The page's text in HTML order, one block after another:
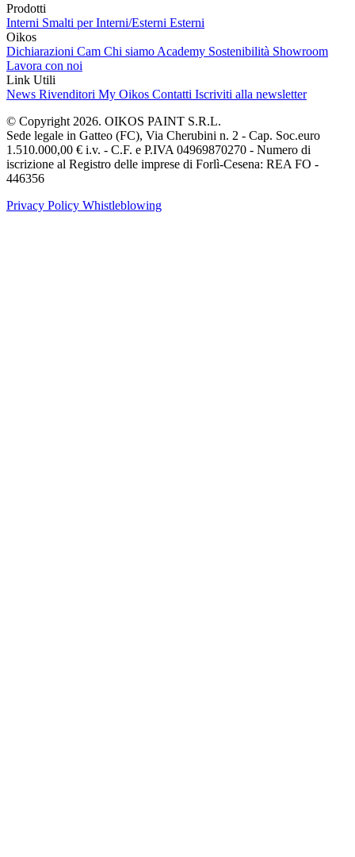
Prodotti
Interni Smalti per Interni/Esterni Esterni
Oikos
Dichiarazioni Cam Chi siamo Academy Sostenibilità Showroom
Lavora con noi
Link Utili
News Rivenditori My Oikos Contatti Iscriviti alla newsletter
© Copyright 2026. OIKOS PAINT S.R.L.
Sede legale in Gatteo (FC), Via Cherubini n. 2 - Cap. Soc.euro
1.510.000,00 € i.v. - C.F. e P.IVA 04969870270 - Numero di
iscrizione al Registro delle imprese di Forlì-Cesena: REA FO -
446356
Privacy Policy Whistleblowing